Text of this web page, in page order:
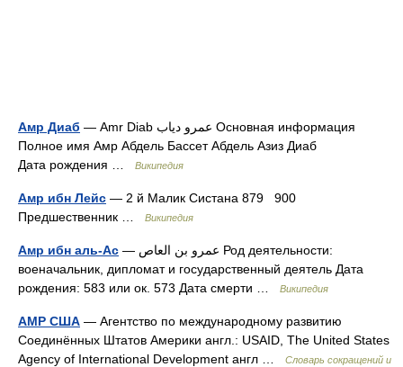
Амр Диаб — Amr Diab عمرو دياب Основная информация
Полное имя Амр Абдель Бассет Абдель Азиз Диаб
Дата рождения …
Википедия
Амр ибн Лейс — 2 й Малик Систана 879 900
Предшественник …
Википедия
Амр ибн аль-Ас — عمرو بن العاص Род деятельности:
военачальник, дипломат и государственный деятель Дата
рождения: 583 или ок. 573 Дата смерти …
Википедия
АМР США — Агентство по международному развитию
Соединённых Штатов Америки англ.: USAID, The United States
Agency of International Development англ …
Словарь сокращений и